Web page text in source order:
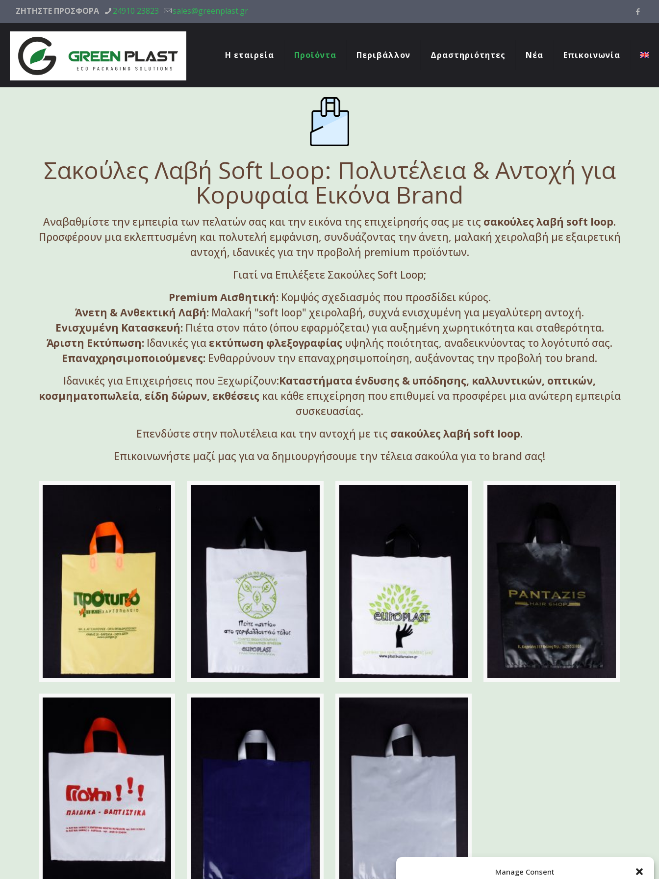
Manage Consent
ΖΗΤΗΣΤΕ ΠΡΟΣΦΟΡΑ 24910 23823 sales@greenplast.gr
Η εταιρεία Προϊόντα Περιβάλλον Δραστηριότητες Νέα Επικοινωνία
Σακούλες Λαβή Soft Loop: Πολυτέλεια & Αντοχή για
Κορυφαία Εικόνα Brand
Αναβαθμίστε την εμπειρία των πελατών σας και την εικόνα της επιχείρησής σας με τις σακούλες λαβή soft loop.
Προσφέρουν μια εκλεπτυσμένη και πολυτελή εμφάνιση, συνδυάζοντας την άνετη, μαλακή χειρολαβή με εξαιρετική
αντοχή, ιδανικές για την προβολή premium προϊόντων.
Γιατί να Επιλέξετε Σακούλες Soft Loop;
Premium Αισθητική:Κομψός σχεδιασμός που προσδίδει κύρος.
Άνετη & Ανθεκτική Λαβή: Μαλακή "soft loop" χειρολαβή, συχνά ενισχυμένη για μεγαλύτερη αντοχή.
Ενισχυμένη Κατασκευή:Πιέτα στον πάτο (όπου εφαρμόζεται) για αυξημένη χωρητικότητα και σταθερότητα.
Άριστη Εκτύπωση: Ιδανικές για εκτύπωση φλεξογραφίας υψηλής ποιότητας, αναδεικνύοντας το λογότυπό σας.
Επαναχρησιμοποιούμενες: Ενθαρρύνουν την επαναχρησιμοποίηση, αυξάνοντας την προβολή του brand.
Ιδανικές για Επιχειρήσεις που Ξεχωρίζουν:Καταστήματα ένδυσης & υπόδησης, καλλυντικών, οπτικών,
κοσμηματοπωλεία, είδη δώρων, εκθέσεις και κάθε επιχείρηση που επιθυμεί να προσφέρει μια ανώτερη εμπειρία
συσκευασίας.
Επενδύστε στην πολυτέλεια και την αντοχή με τις σακούλες λαβή soft loop.
Επικοινωνήστε μαζί μας για να δημιουργήσουμε την τέλεια σακούλα για το brand σας!